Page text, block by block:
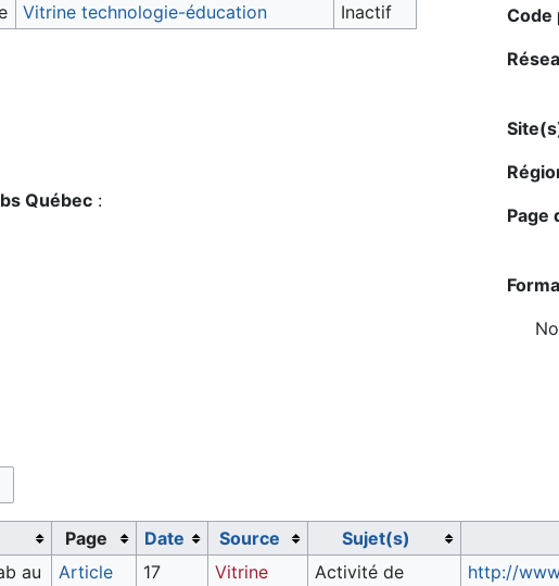
Code
Page
Vitrine technologie-éducation Inactif
Québec :
Page Date Source Sujet(s)
au
Article
17
Vitrine
Activité de
http://